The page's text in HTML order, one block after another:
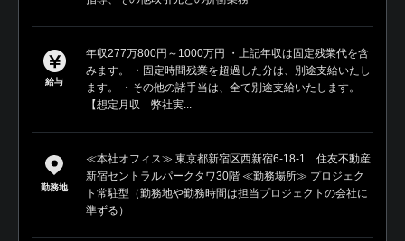
給与
年収277万800円～1000万円 ・上記年収は固定残業代を含
みます。 ・固定時間残業を超過した分は、別途支給いたし
ます。 ・その他の諸手当は、全て別途支給いたします。
【想定月収 弊社実...
勤務地
≪本社オフィス≫ 東京都新宿区西新宿6-18-1 住友不動産
新宿セントラルパークタワ30階 ≪勤務場所≫ プロジェク
ト常駐型（勤務地や勤務時間は担当プロジェクトの会社に
準ずる）